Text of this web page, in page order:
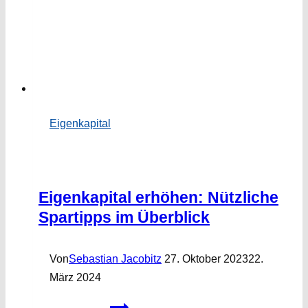
Eigenkapital
Eigenkapital erhöhen: Nützliche
Spartipps im Überblick
VonSebastian Jacobitz 27. Oktober 202322.
März 2024